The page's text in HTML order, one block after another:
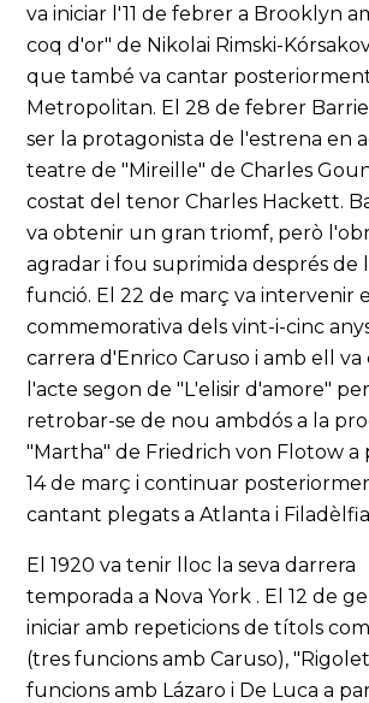
va iniciar l'11 de febrer a Brooklyn
coq d'or" de Nikolai Rimski-
que també va cantar posteriorment
Metropolitan. El 28 de febrer
ser la protagonista de l'estrena en
teatre de "Mireille" de Charles
costat del tenor Charles Hackett.
va obtenir un gran triomf, però
agradar i fou suprimida després de
funció. El 22 de març va intervenir
commemorativa dels vint-i-cinc
carrera d'Enrico Caruso i amb ell
l'acte segon de "L'elisir d'amore" per
retrobar-se de nou ambdós a la
"Martha" de Friedrich von Flotow a
14 de març i continuar
cantant plegats a Atlanta i
El 1920 va tenir lloc la seva darrera
temporada a Nova York . El 12 de
iniciar amb repeticions de títols
(tres funcions amb Caruso),
funcions amb Lázaro i De Luca a